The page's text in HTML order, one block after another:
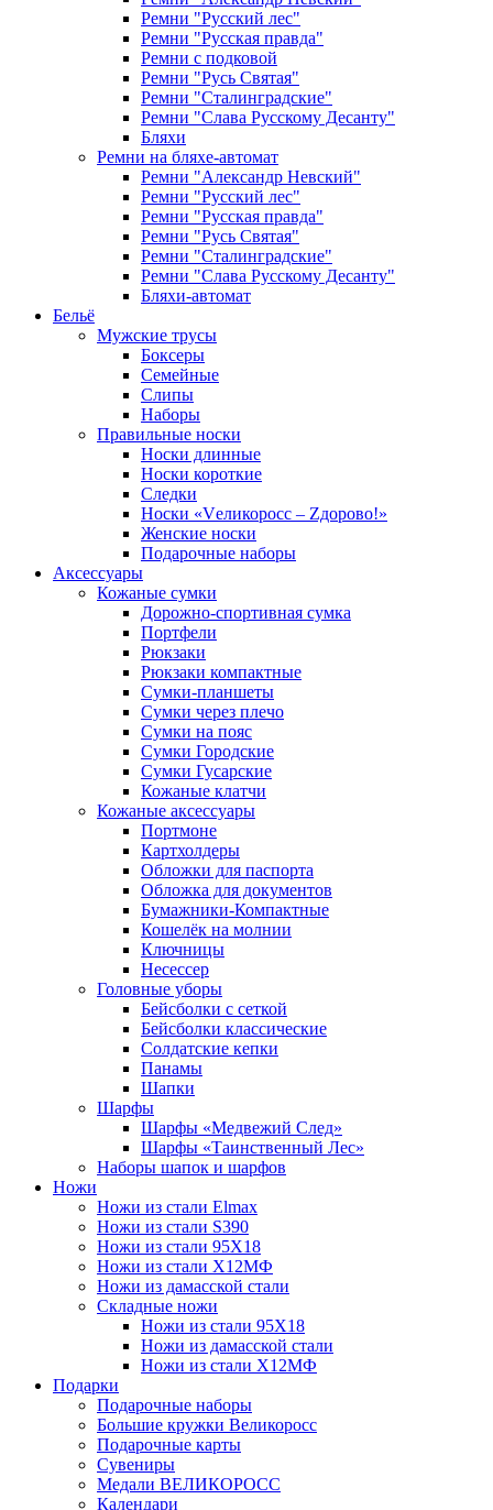
Ремни "Русский лес"
Ремни "Русская правда"
Ремни с подковой
Ремни "Русь Святая"
Ремни "Сталинградские"
Ремни "Слава Русскому Десанту"
Бляхи
Ремни на бляхе-автомат
Ремни "Александр Невский"
Ремни "Русский лес"
Ремни "Русская правда"
Ремни "Русь Святая"
Ремни "Сталинградские"
Ремни "Слава Русскому Десанту"
Бляхи-автомат
Бельё
Мужские трусы
Боксеры
Семейные
Слипы
Наборы
Правильные носки
Носки длинные
Носки короткие
Следки
Носки «Vеликоросс – Zдорово!»
Женские носки
Подарочные наборы
Аксессуары
Кожаные сумки
Дорожно-спортивная сумка
Портфели
Рюкзаки
Рюкзаки компактные
Сумки-планшеты
Сумки через плечо
Сумки на пояс
Сумки Городские
Сумки Гусарские
Кожаные клатчи
Кожаные аксессуары
Портмоне
Картхолдеры
Обложки для паспорта
Обложка для документов
Бумажники-Компактные
Кошелёк на молнии
Ключницы
Несессер
Головные уборы
Бейсболки с сеткой
Бейсболки классические
Солдатские кепки
Панамы
Шапки
Шарфы
Шарфы «Медвежий След»
Шарфы «Таинственный Лес»
Наборы шапок и шарфов
Ножи
Ножи из стали Elmax
Ножи из стали S390
Ножи из стали 95X18
Ножи из стали Х12МФ
Ножи из дамасской стали
Складные ножи
Ножи из стали 95X18
Ножи из дамасской стали
Ножи из стали Х12МФ
Подарки
Подарочные наборы
Большие кружки Великоросс
Подарочные карты
Сувениры
Медали ВЕЛИКОРОСС
Календари